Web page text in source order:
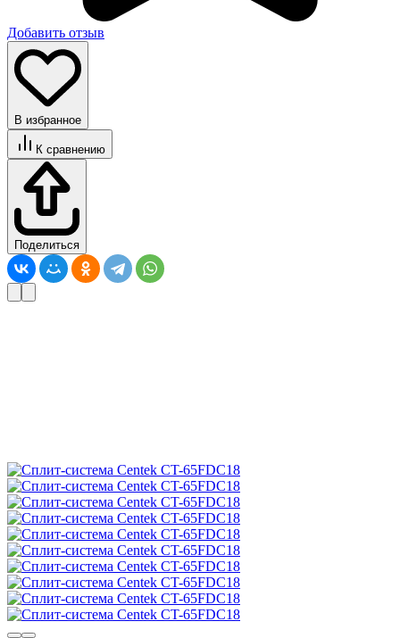
Добавить отзыв
В избранное
К сравнению
Поделиться